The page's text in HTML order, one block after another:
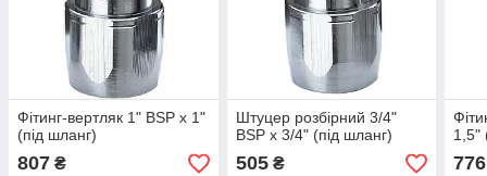
Фітинг-вертляк 1" BSP х 1"
(під шланг)
807 ₴
Штуцер розбірний 3/4"
BSP х 3/4" (під шланг)
505₴
1,5"
776